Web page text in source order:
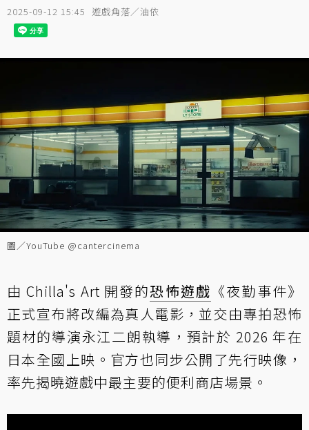
2025-09-12 15:45 遊戲角落／油依
圖／YouTube @cantercinema
由 Chilla's Art 開發的恐怖遊戲 《夜勤事件》
正式宣布將改編為真人電影，並交由專拍恐怖
題材的導演永江二朗執導，預計於 2026 年在
日本全國上映。官方也同步公開了先行映像，
率先揭曉遊戲中最主要的便利商店場景。